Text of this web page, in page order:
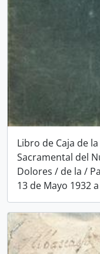
Libro de Caja de
Sacramental del
Dolores / de la /
13 de Mayo 1932